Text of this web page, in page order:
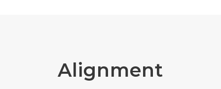
Alignment